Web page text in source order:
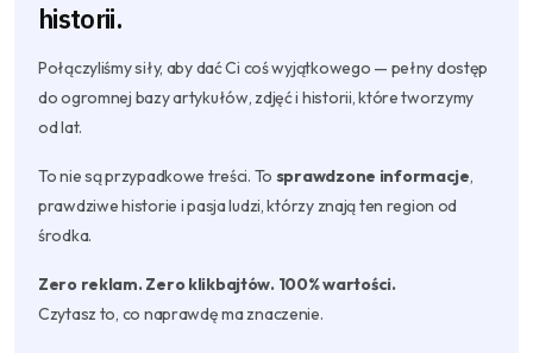
historii.
Połączyliśmy siły, aby dać Ci coś wyjątkowego — pełny dostęp
do ogromnej bazy artykułów, zdjęć i historii, które tworzymy
od lat.
To nie są przypadkowe treści. To sprawdzone informacje,
prawdziwe historie i pasja ludzi, którzy znają ten region od
środka.
Zero reklam. Zero klikbajtów. 100% wartości.
Czytasz to, co naprawdę ma znaczenie.